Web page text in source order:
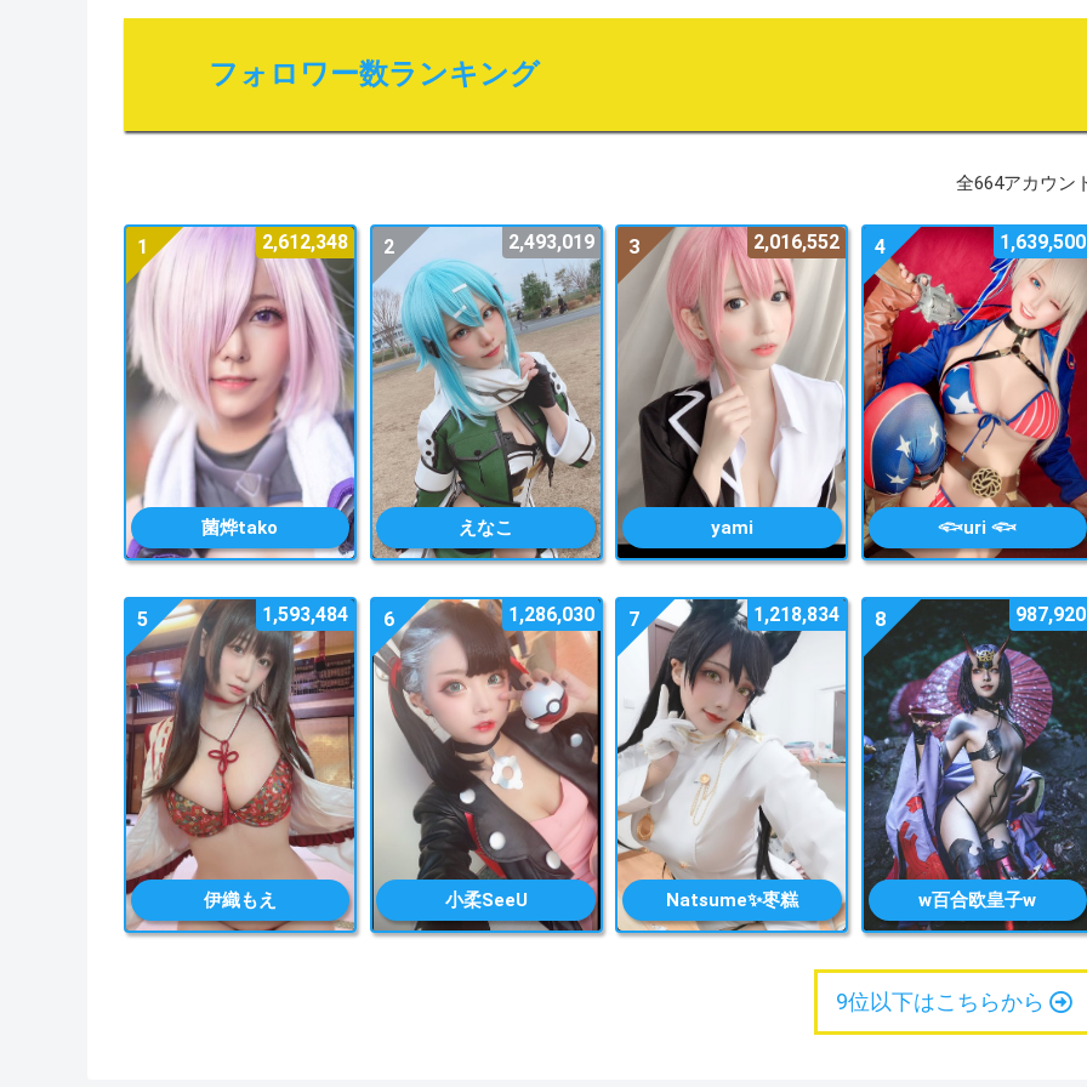
フォロワー数ランキング
全664アカウン
菌烨tako
1 2,612,348
えなこ
2 2,493,019
yami
3 2,016,552
𓆟uri 𓆟
4 1,639,500
伊織もえ
5 1,593,484
小柔SeeU
6 1,286,030
Natsume✨枣糕
7 1,218,834
w百合欧皇子w
8 987,920
9位以下はこちらから